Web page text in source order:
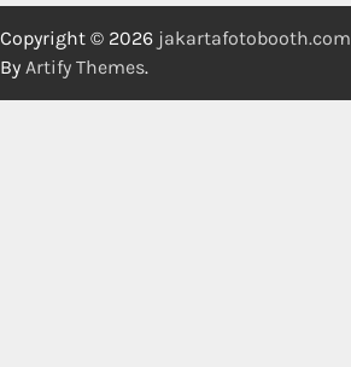
Copyright © 2026 jakartafotobooth.com
By Artify Themes.